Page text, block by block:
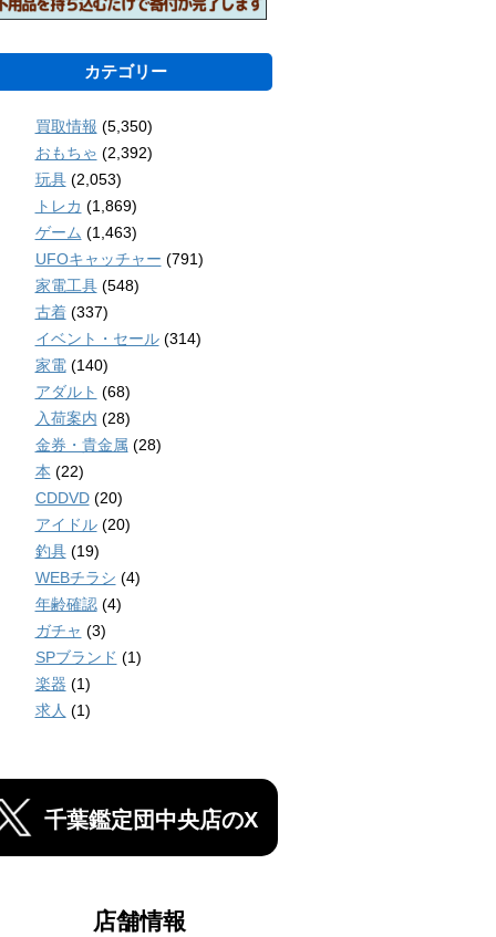
カテゴリー
買取情報 (5,350)
おもちゃ (2,392)
玩具(2,053)
トレカ (1,869)
ゲーム (1,463)
UFOキャッチャー (791)
家電工具(548)
古着(337)
イベント・セール(314)
家電(140)
アダルト (68)
入荷案内 (28)
金券・貴金属 (28)
本 (22)
CDDVD(20)
アイドル(20)
釣具(19)
WEBチラシ (4)
年齢確認(4)
ガチャ (3)
SPブランド (1)
楽器 (1)
求人 (1)
千葉鑑定団中央店のX
店舗情報